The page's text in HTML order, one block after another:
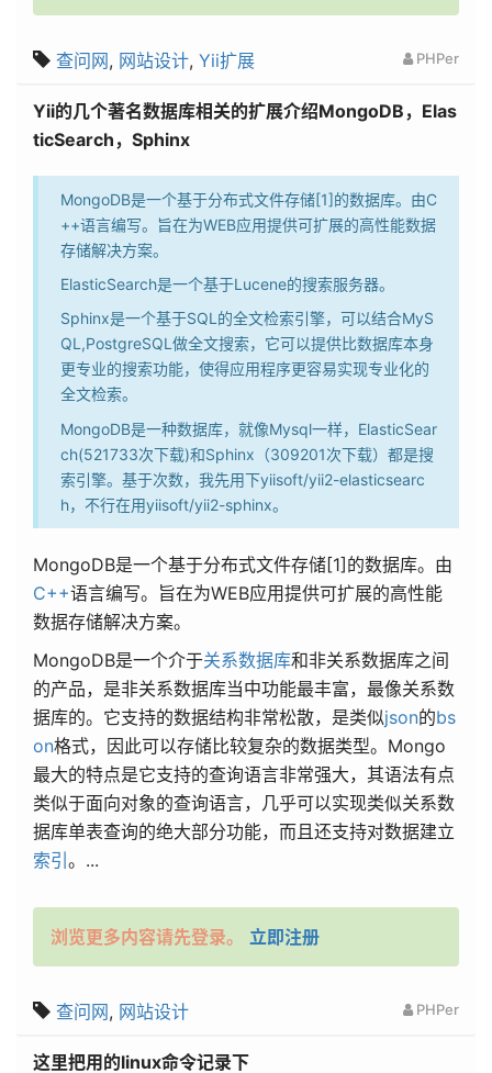
查问网, 网站设计, Yii扩展 PHPer
Yii的几个著名数据库相关的扩展介绍​MongoDB，Elas
ticSearch，Sphinx
MongoDB是一个基于分布式文件存储[1]的数据库。由C
++语言编写。旨在为WEB应用提供可扩展的高性能数据
存储解决方案。
​ElasticSearch是一个基于Lucene的搜索服务器。
Sphinx是一个基于SQL的全文检索引擎，可以结合MyS
QL,PostgreSQL做全文搜索，它可以提供比数据库本身
更专业的搜索功能，使得应用程序更容易实现专业化的
全文检索。
MongoDB是一种数据库，就像Mysql一样，ElasticSear
ch(521733次下载)和Sphinx（309201次下载）都是搜
索引擎。基于次数，我先用下yiisoft/yii2-elasticsearc
h，不行在用yiisoft/yii2-sphinx。
MongoDB是一个基于分布式文件存储[1]的数据库。由
C++语言编写。旨在为WEB应用提供可扩展的高性能
数据存储解决方案。
MongoDB是一个介于关系数据库和非关系数据库之间
的产品，是非关系数据库当中功能最丰富，最像关系数
据库的。它支持的数据结构非常松散，是类似json的bs
on格式，因此可以存储比较复杂的数据类型。Mongo
最大的特点是它支持的查询语言非常强大，其语法有点
类似于面向对象的查询语言，几乎可以实现类似关系数
据库单表查询的绝大部分功能，而且还支持对数据建立
索引 。...
浏览更多内容请先登录。 立即注册
查问网, 网站设计 PHPer
这里把用的linux命令记录下